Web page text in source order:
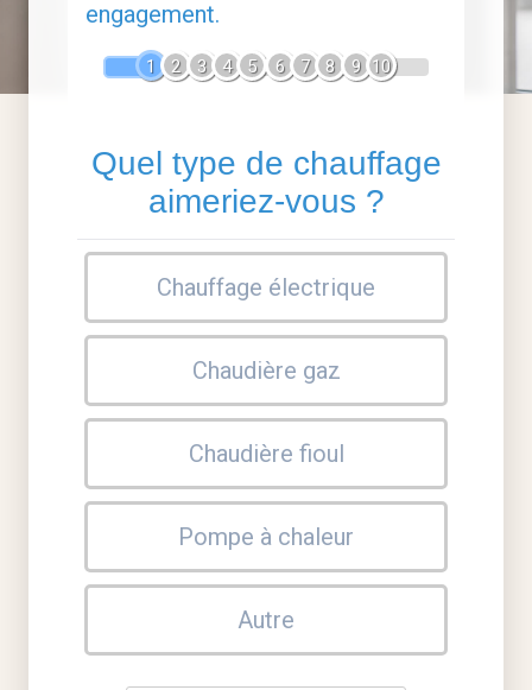
engagement.
1 2 3 4 5 6 7 8 9 10
Quel type de chauffage
aimeriez-vous ?
Chauffage électrique
Chaudière gaz
Chaudière fioul
Pompe à chaleur
Autre